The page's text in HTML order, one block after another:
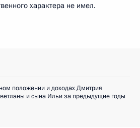
характера не имел.
положении и доходах Дмитрия
и сына Ильи за предыдущие годы